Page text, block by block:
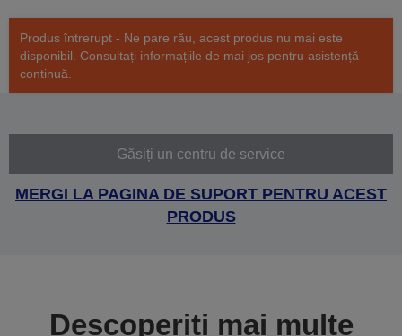
Produs întrerupt - Ne pare rău, acest produs nu mai este
disponibil. Consultați informațiile de mai jos pentru asistență
continuă.
Găsiți un centru de service
MERGI LA PAGINA DE SUPORT PENTRU ACEST
PRODUS
Descoperiți mai multe